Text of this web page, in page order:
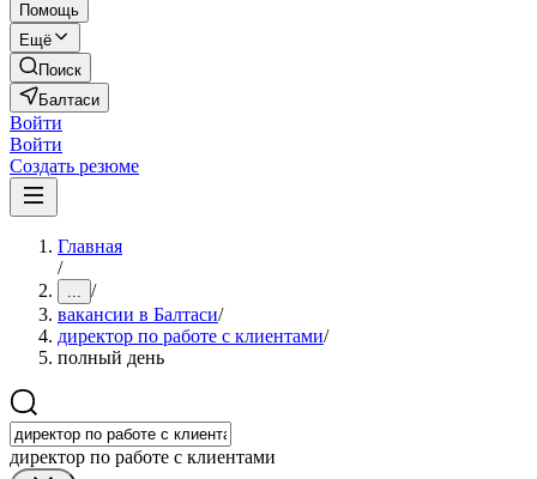
Помощь
Ещё
Поиск
Балтаси
Войти
Войти
Создать резюме
Главная
/
... /
вакансии в Балтаси/
директор по работе с клиентами/
полный день
директор по работе с клиентами